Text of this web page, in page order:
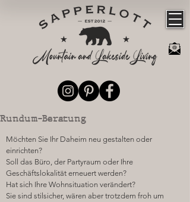
Rundum-Beratung
Möchten Sie Ihr Daheim neu gestalten oder
einrichten?
Soll das Büro, der Partyraum oder Ihre
Geschäftslokalität erneuert werden?
Hat sich Ihre Wohnsituation verändert?
Sie sind stilsicher, wären aber trotzdem froh um